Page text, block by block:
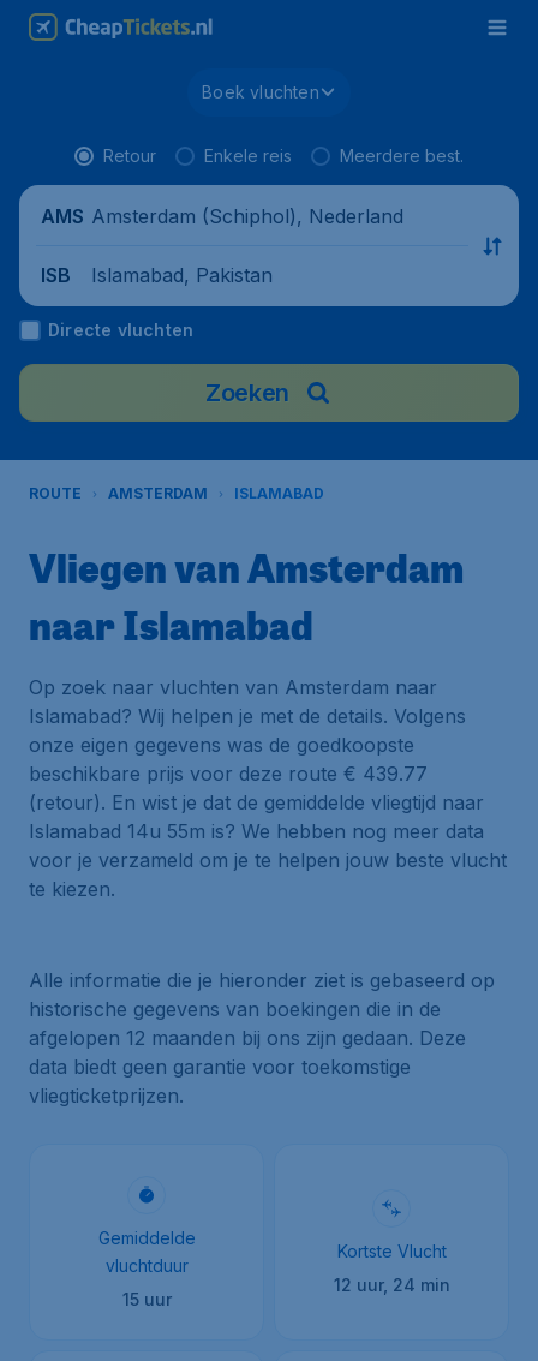
Boek vluchten
Retour Enkele reis Meerdere best.
AMS Amsterdam (Schiphol), Nederland
ISB Islamabad, Pakistan
Directe vluchten
Zoeken
ROUTE AMSTERDAM ISLAMABAD
Vliegen van Amsterdam
naar Islamabad
Op zoek naar vluchten van Amsterdam naar
Islamabad? Wij helpen je met de details. Volgens
onze eigen gegevens was de goedkoopste
beschikbare prijs voor deze route € 439.77
(retour). En wist je dat de gemiddelde vliegtijd naar
Islamabad 14u 55m is? We hebben nog meer data
voor je verzameld om je te helpen jouw beste vlucht
te kiezen.
Alle informatie die je hieronder ziet is gebaseerd op
historische gegevens van boekingen die in de
afgelopen 12 maanden bij ons zijn gedaan. Deze
data biedt geen garantie voor toekomstige
vliegticketprijzen.
Gemiddelde
vluchtduur
15 uur
Kortste Vlucht
12 uur, 24 min